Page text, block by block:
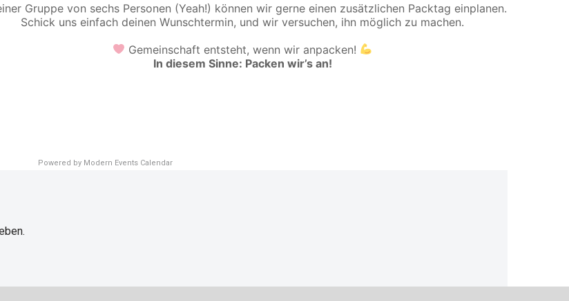
Gruppe von sechs Personen (Yeah!) können wir gerne einen zusätzlichen Packtag einplanen.
Schick uns einfach deinen Wunschtermin, und wir versuchen, ihn möglich zu machen.
Gemeinschaft entsteht, wenn wir anpacken!
In diesem Sinne: Packen wir’s an!
Powered by Modern Events Calendar